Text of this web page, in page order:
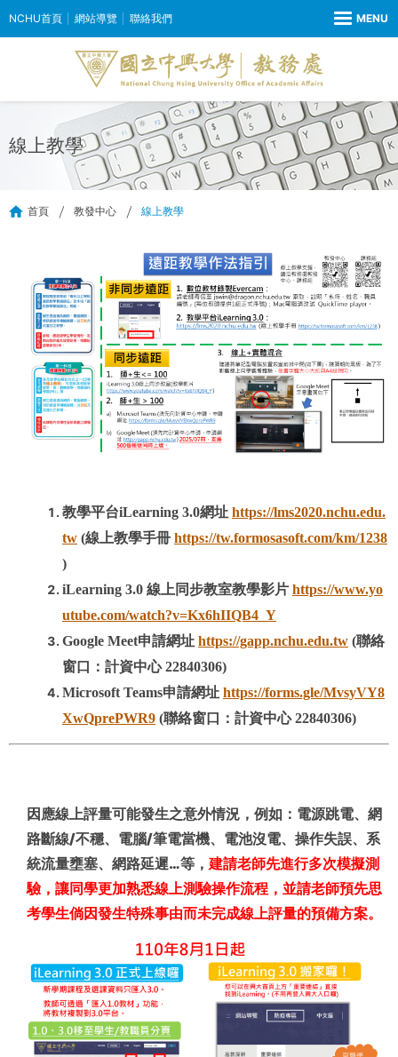
NCHU首頁 網站導覽 聯絡我們
線上教學
首頁 教發中心 線上教學
教學平台iLearning 3.0網址 https://lms2020.nchu.edu.
tw (線上教學手冊 https://tw.formosasoft.com/km/1238
)
iLearning 3.0 線上同步教室教學影片 https://www.yo
utube.com/watch?v=Kx6hIIQB4_Y
Google Meet申請網址 https://gapp.nchu.edu.tw (聯絡
窗口：計資中心 22840306)
Microsoft Teams申請網址 https://forms.gle/MvsyVY8
XwQprePWR9 (聯絡窗口：計資中心 22840306)
因應線上評量可能發生之意外情況，例如：電源跳電、網
路斷線/不穩、電腦/筆電當機、電池沒電、操作失誤、系
統流量壅塞、網路延遲…等， 建請老師先進行多次模擬測
驗，讓同學更加熟悉線上測驗操作流程，並請老師預先思
考學生倘因發生特殊事由而未完成線上評量的預備方案。